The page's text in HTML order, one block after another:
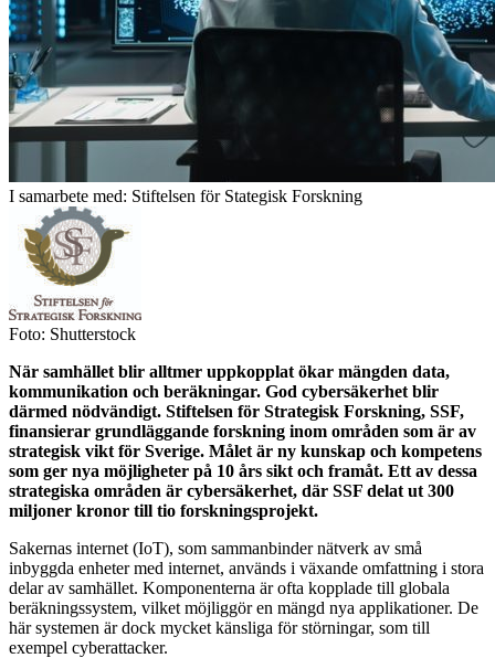
I samarbete med: Stiftelsen för Stategisk Forskning
Foto: Shutterstock
När samhället blir alltmer uppkopplat ökar mängden data,
kommunikation och beräkningar. God cybersäkerhet blir
därmed nödvändigt. Stiftelsen för Strategisk Forskning, SSF,
finansierar grundläggande forskning inom områden som är av
strategisk vikt för Sverige. Målet är ny kunskap och kompetens
som ger nya möjligheter på 10 års sikt och framåt. Ett av dessa
strategiska områden är cybersäkerhet, där SSF delat ut 300
miljoner kronor till tio forskningsprojekt.
Sakernas internet (IoT), som sammanbinder nätverk av små
inbyggda enheter med internet, används i växande omfattning i stora
delar av samhället. Komponenterna är ofta kopplade till globala
beräkningssystem, vilket möjliggör en mängd nya applikationer. De
här systemen är dock mycket känsliga för störningar, som till
exempel cyberattacker.